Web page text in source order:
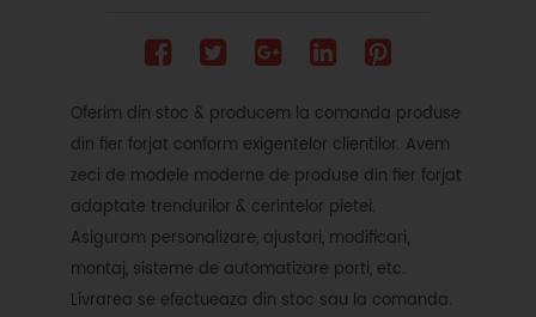
Oferim din stoc & producem la comanda produse
din fier forjat conform exigentelor clientilor. Avem
zeci de modele moderne de produse din fier forjat
adaptate trendurilor & cerintelor pietei.
Asiguram personalizare, ajustari, modificari,
montaj, sisteme de automatizare porti, etc.
Livrarea se efectueaza din stoc sau la comanda.